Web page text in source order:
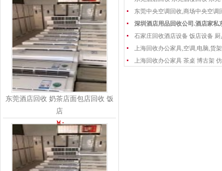
东莞酒店回收 奶茶店面包店回收 饭
店
￥:
东莞中央空调回收,商场中央空调
深圳酒店用品回收公司.酒店家私
石家庄回收酒店设备 饭店设备 厨
上海回收办公家具,空调,电脑,货
上海回收办公家具 茶桌 博古架